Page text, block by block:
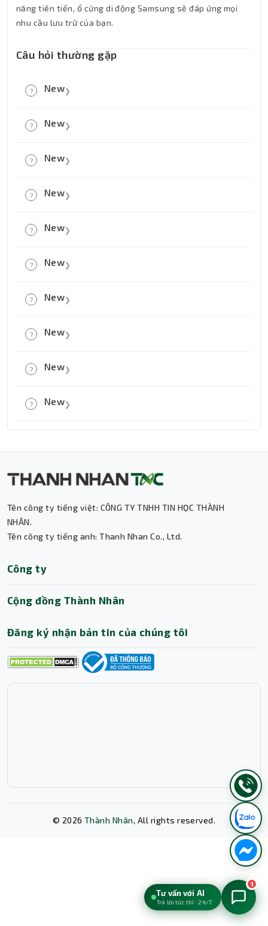
năng tiên tiến, ổ cứng di động Samsung sẽ đáp ứng mọi
nhu cầu lưu trữ của bạn.
Câu hỏi thường gặp
? New❯
? New❯
? New❯
? New❯
? New❯
? New❯
? New❯
? New❯
? New❯
? New❯
Tên công ty tiếng việt: CÔNG TY TNHH TIN HỌC THÀNH
NHÂN.
Tên công ty tiếng anh: Thanh Nhan Co., Ltd.
Công ty
Cộng đồng Thành Nhân
Đăng ký nhận bản tin của chúng tôi
© 2026 Thành Nhân, All rights reserved.
Trợ lý AI • Phản hồi tức thì
Tư vấn với AI
Trả lời tức thì · 24/7
1